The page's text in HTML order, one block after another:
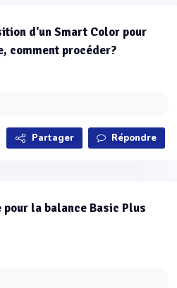
d'un Smart Color pour
comment procéder?
Partager Répondre
la balance Basic Plus